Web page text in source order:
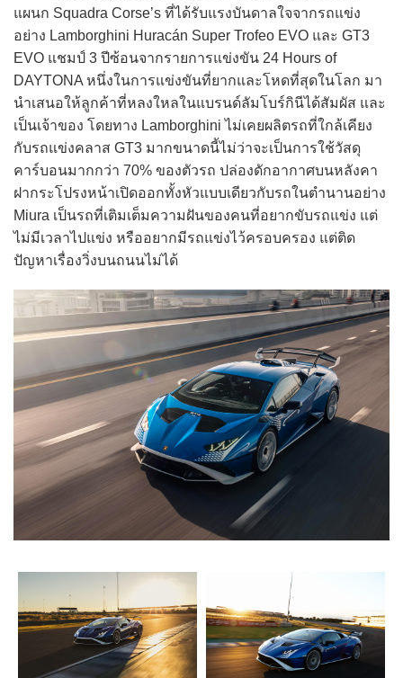
แผนก Squadra Corse’s ที่ได้รับแรงบันดาลใจจากรถแข่ง
อย่าง Lamborghini Huracán Super Trofeo EVO และ GT3
EVO แชมป์ 3 ปีซ้อนจากรายการแข่งขัน 24 Hours of
DAYTONA หนึ่งในการแข่งขันที่ยากและโหดที่สุดในโลก มา
นำเสนอให้ลูกค้าที่หลงใหลในแบรนด์ลัมโบร์กินีได้สัมผัส และ
เป็นเจ้าของ โดยทาง Lamborghini ไม่เคยผลิตรถที่ใกล้เคียง
กับรถแข่งคลาส GT3 มากขนาดนี้ไม่ว่าจะเป็นการใช้วัสดุ
คาร์บอนมากกว่า 70% ของตัวรถ ปล่องดักอากาศบนหลังคา
ฝากระโปรงหน้าเปิดออกทั้งหัวแบบเดียวกับรถในตำนานอย่าง
Miura เป็นรถที่เติมเต็มความฝันของคนที่อยากขับรถแข่ง แต่
ไม่มีเวลาไปแข่ง หรืออยากมีรถแข่งไว้ครอบครอง แต่ติด
ปัญหาเรื่องวิ่งบนถนนไม่ได้